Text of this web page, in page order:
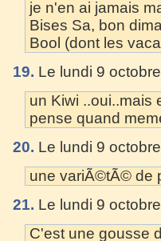
je n'en ai jamais
Bises Sa, bon
Bool (dont les
19. Le lundi 9
un Kiwi ..oui..mais
pense quand
20. Le lundi 9
une variÃ©tÃ© de
21. Le lundi 9
C'est une gousse